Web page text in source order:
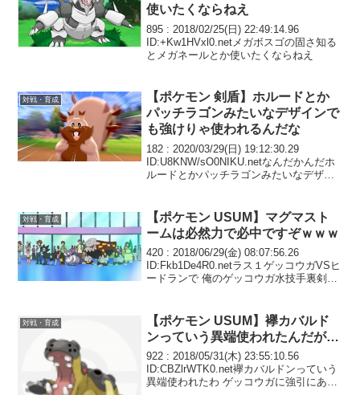
使いたくならねえ
895 : 2018/02/25(日) 22:49:14.96
ID:+Kw1HVxl0.netメガボスゴの固さ知る
とメガネールとか使いたくならねえ
対戦・育成
【ポケモン 剣盾】ホルードとか
パッチラゴンみたいなデザインで
も強けりゃ使われるんだな
182 : 2020/03/29(日) 19:12:30.29
ID:U8KNW/sO0NIKU.netなんだかんだホ
ルードとかパッチラゴンみたいなデザイ
対戦・育成
【ポケモン USUM】マグマスト
ームは必然力で必中ですぞｗｗｗ
420 : 2018/06/29(金) 08:07:56.26
ID:Fkb1De4R0.netラス１ゲッコウガVSヒ
ードランで 俺のゲッコウガ水技手裏剣し
対戦・育成
【ポケモン USUM】襷カバルド
ンっていう異端使われたんだが…
922 : 2018/05/31(木) 23:55:10.56
ID:CBZlrWTK0.net襷カバルドンっていう
異端使われたわ ゲッコウガに強引にあく